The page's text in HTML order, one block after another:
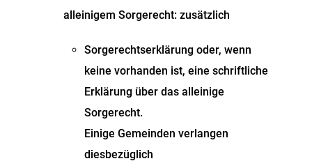
alleinigem Sorgerecht: zusätzlich
Sorgerechtserklärung oder, wenn
keine vorhanden ist, eine schriftliche
Erklärung über das alleinige
Sorgerecht.
Einige Gemeinden verlangen
diesbezüglich